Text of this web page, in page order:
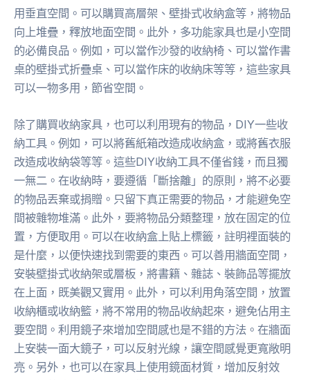
用垂直空間。可以購買高層架、壁掛式收納盒等，將物品
向上堆疊，釋放地面空間。此外，多功能家具也是小空間
的必備良品。例如，可以當作沙發的收納椅、可以當作書
桌的壁掛式折疊桌、可以當作床的收納床等等，這些家具
可以一物多用，節省空間。
除了購買收納家具，也可以利用現有的物品，DIY一些收
納工具。例如，可以將舊紙箱改造成收納盒，或將舊衣服
改造成收納袋等等。這些DIY收納工具不僅省錢，而且獨
一無二。在收納時，要遵循「斷捨離」的原則，將不必要
的物品丟棄或捐贈。只留下真正需要的物品，才能避免空
間被雜物堆滿。此外，要將物品分類整理，放在固定的位
置，方便取用。可以在收納盒上貼上標籤，註明裡面裝的
是什麼，以便快速找到需要的東西。可以善用牆面空間，
安裝壁掛式收納架或層板，將書籍、雜誌、裝飾品等擺放
在上面，既美觀又實用。此外，可以利用角落空間，放置
收納櫃或收納籃，將不常用的物品收納起來，避免佔用主
要空間。利用鏡子來增加空間感也是不錯的方法。在牆面
上安裝一面大鏡子，可以反射光線，讓空間感覺更寬敞明
亮。另外，也可以在家具上使用鏡面材質，增加反射效